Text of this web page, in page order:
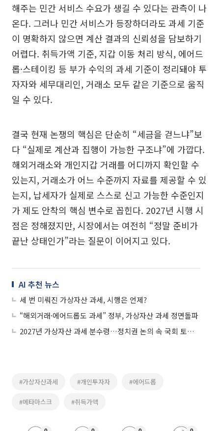
해주는 민간 서비스 수요가 생길 수 있다는 관측이 나
온다. 그러나 민간 서비스가 등장하더라도 과세 기준
이 명확하지 않으면 계산 결과의 신뢰성을 담보하기
어렵다. 취득가액 기준, 지갑 이동 처리 방식, 에어드
롭·스테이킹 등 부가 수익의 과세 기준이 정리돼야 투
자자와 세무대리인, 거래소 모두 같은 기준으로 움직
일 수 있다.
결국 현재 논쟁의 핵심은 단순히 “세금을 걷느냐”보
다 “실제로 계산과 집행이 가능한 구조냐”에 가깝다.
해외거래소와 개인지갑 거래를 어디까지 확인할 수
있는지, 거래소가 어느 수준까지 자료를 제공할 수 있
는지, 납세자가 실제로 스스로 신고 가능한 수준인지
가 제도 안착의 핵심 변수로 꼽힌다. 2027년 시행 시
점은 정해졌지만, 시장에서는 여전히 “정말 준비가
끝난 상태인가”라는 질문이 이어지고 있다.
AI 추천 뉴스
세 번 미뤄진 가상자산 과세, 시행은 언제?
“해외거래·에어드롭도 과세” 정부, 가상자산 과세 정면돌파
2027년 가상자산 과세 분수령…정치권 논의 속 국회 토론회 개최
#가상자산과세 #개인투자자 #에어드롭
#메타마스크 #취득가액